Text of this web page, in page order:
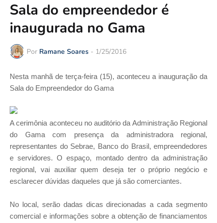
Sala do empreendedor é
inaugurada no Gama
Por Ramane Soares - 1/25/2016
Nesta manhã de terça-feira (15), aconteceu a inauguração da
Sala do Empreendedor do Gama
A cerimônia aconteceu no auditório da Administração Regional
do Gama com presença da administradora regional,
representantes do Sebrae, Banco do Brasil, empreendedores
e servidores. O espaço, montado dentro da administração
regional, vai auxiliar quem deseja ter o próprio negócio e
esclarecer dúvidas daqueles que já são comerciantes.
No local, serão dadas dicas direcionadas a cada segmento
comercial e informações sobre a obtenção de financiamentos